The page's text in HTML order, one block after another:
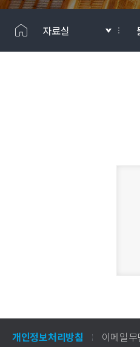
자료실
개인정보처리방침 이메일